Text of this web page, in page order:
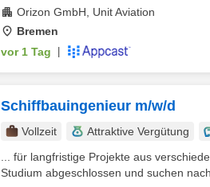
Orizon GmbH, Unit Aviation
Bremen
vor 1 Tag
Schiffbauingenieur m/w/d
Vollzeit Attraktive Vergütung
... für langfristige Projekte aus
Studium abgeschlossen und suchen